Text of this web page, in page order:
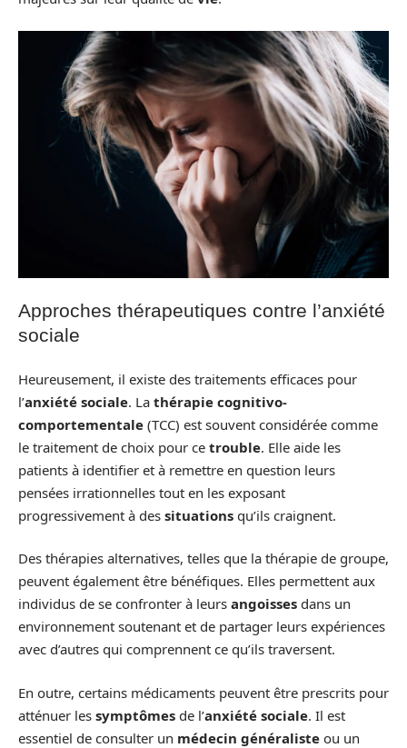
Approches thérapeutiques contre l’anxiété
sociale
Heureusement, il existe des traitements efficaces pour
l’anxiété sociale. La thérapie cognitivo-
comportementale (TCC) est souvent considérée comme
le traitement de choix pour ce trouble. Elle aide les
patients à identifier et à remettre en question leurs
pensées irrationnelles tout en les exposant
progressivement à des situations qu’ils craignent.
Des thérapies alternatives, telles que la thérapie de groupe,
peuvent également être bénéfiques. Elles permettent aux
individus de se confronter à leurs angoisses dans un
environnement soutenant et de partager leurs expériences
avec d’autres qui comprennent ce qu’ils traversent.
En outre, certains médicaments peuvent être prescrits pour
atténuer les symptômes de l’anxiété sociale. Il est
essentiel de consulter un médecin généraliste ou un